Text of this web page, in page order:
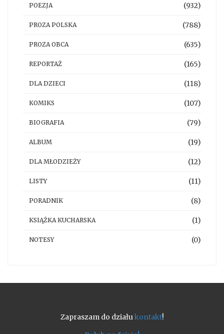
POEZJA (932)
PROZA POLSKA (788)
PROZA OBCA (635)
REPORTAŻ (165)
DLA DZIECI (118)
KOMIKS (107)
BIOGRAFIA (79)
ALBUM (19)
DLA MŁODZIEŻY (12)
LISTY (11)
PORADNIK (8)
KSIĄŻKA KUCHARSKA (1)
NOTESY (0)
Zapraszam do działukontakt!